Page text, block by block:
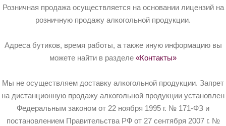
Розничная продажа осуществляется на основании лицензий на
розничную продажу алкогольной продукции.
Адреса бутиков, время работы, а также иную информацию вы
можете найти в разделе «Контакты»
Мы не осуществляем доставку алкогольной продукции. Запрет
на дистанционную продажу алкогольной продукции установлен
Федеральным законом от 22 ноября 1995 г. № 171-ФЗ и
постановлением Правительства РФ от 27 сентября 2007 г. №